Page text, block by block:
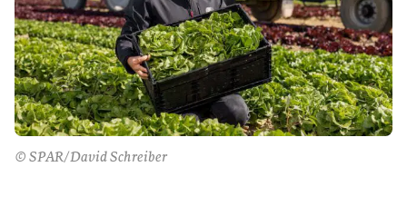
© SPAR/David Schreiber